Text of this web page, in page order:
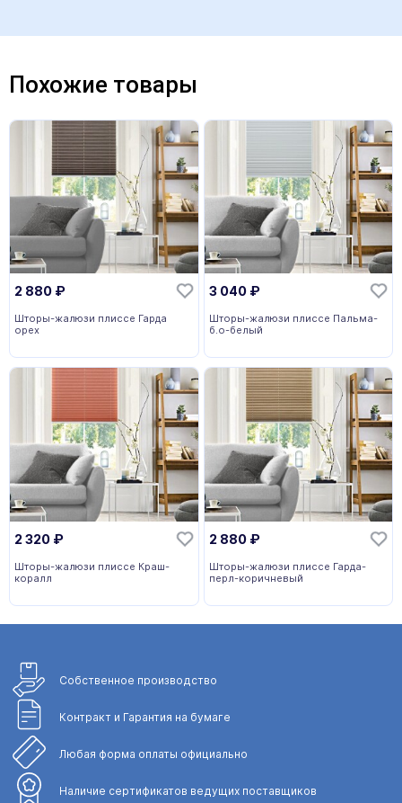
Похожие товары
2 880 ₽
Шторы-жалюзи плиссе Гарда
орех
3 040 ₽
Шторы-жалюзи плиссе Пальма-
б.о-белый
2 320 ₽
Шторы-жалюзи плиссе Краш-
коралл
2 880 ₽
Шторы-жалюзи плиссе Гарда-
перл-коричневый
Собственное производство
Контракт и Гарантия на бумаге
Любая форма оплаты официально
Наличие сертификатов ведущих поставщиков